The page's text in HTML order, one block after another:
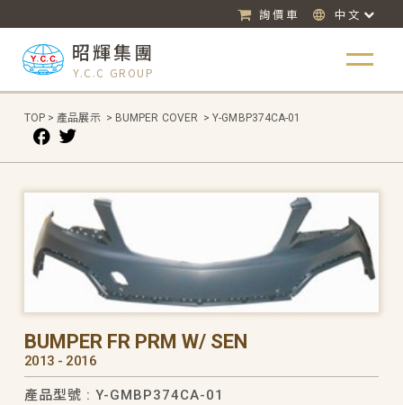
詢價車 中文
昭輝集團
Y.C.C GROUP
TOP > 產品展示 > BUMPER COVER > Y-GMBP374CA-01
BUMPER FR PRM W/ SEN
2013 - 2016
產品型號 : Y-GMBP374CA-01